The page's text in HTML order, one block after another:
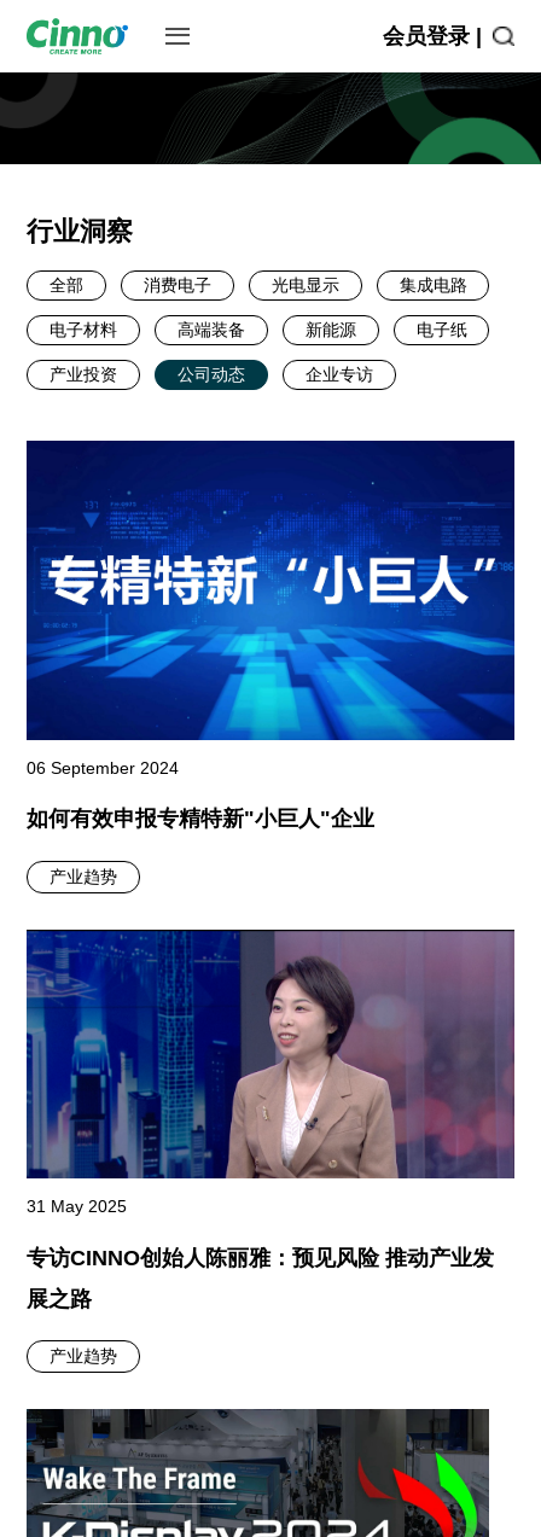
会员登录 |
行业洞察
全部 消费电子 光电显示 集成电路
电子材料 高端装备 新能源 电子纸
产业投资 公司动态 企业专访
06 September 2024
如何有效申报专精特新"小巨人"企业
产业趋势
31 May 2025
专访CINNO创始人陈丽雅：预见风险 推动产业发
展之路
产业趋势